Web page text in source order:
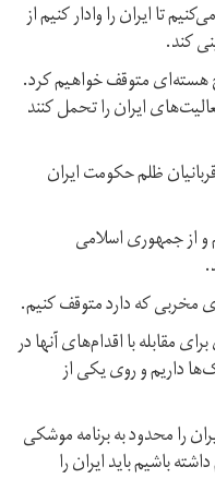
تا ایران را وادار کنیم از
کند.
هسته‌ای متوقف خواهیم کرد.
ایران را تحمل کنند
ظلم حکومت ایران
از جمهوری اسلامی
مخربی که دارد متوقف کنیم.
مقابله با اقدام‌های آنها در
داریم و روی یکی از
را محدود به برنامه موشکی
باشیم باید ایران را